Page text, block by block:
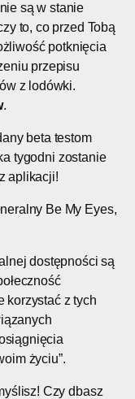
są w stanie
to, co przed Tobą
potknięcia
przepisu
z lodówki.
.
beta testom
tygodni zostanie
aplikacji!
Be My Eyes,
dostępności są
korzystać z tych
życiu”.
Czy dbasz